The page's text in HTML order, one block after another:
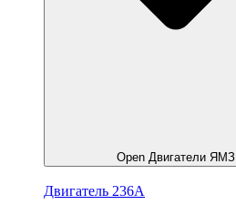
Open Двигатели ЯМЗ
Двигатель 236А